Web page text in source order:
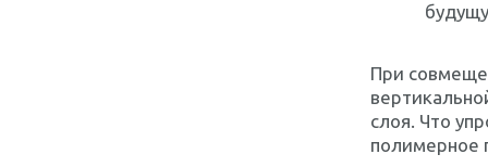
При
слоя. Что
полимерное